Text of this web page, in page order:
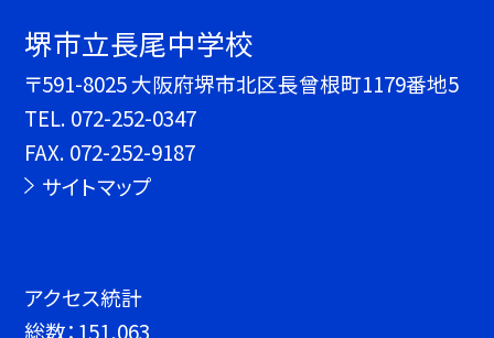
堺市立長尾中学校
〒591-8025 大阪府堺市北区長曾根町1179番地5
TEL. 072-252-0347
FAX. 072-252-9187
サイトマップ
アクセス統計
総数： 151,063